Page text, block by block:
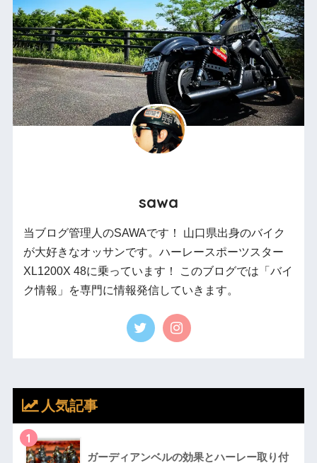
sawa
当ブログ管理人のSAWAです！ 山口県出身のバイク
が大好きなオッサンです。ハーレースポーツスター
XL1200X 48に乗っています！ このブログでは「バイ
ク情報」を専門に情報発信していきます。
人気記事
1
ガーディアンベルの効果とハーレー取り付